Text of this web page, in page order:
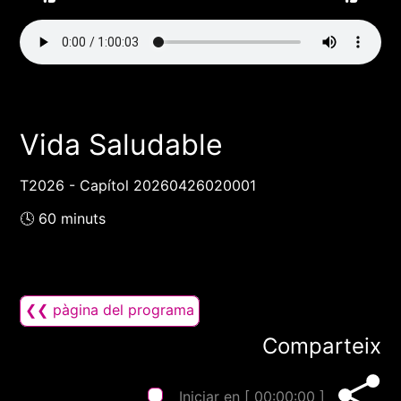
Vida Saludable
T2026 - Capítol 20260426020001
🕓 60 minuts
❮❮ pàgina del programa
Comparteix
Iniciar en [ 00:00:00 ]